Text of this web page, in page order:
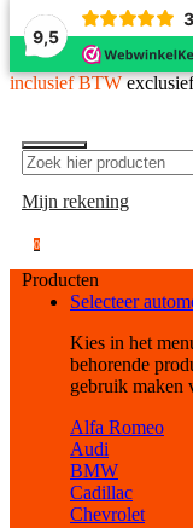
9,5
inclusief BTW
Mijn rekening
0
Producten
Selecteer
Kies in het
behorende
gebruik maken
Alfa Romeo
Audi
BMW
Cadillac
Chevrolet